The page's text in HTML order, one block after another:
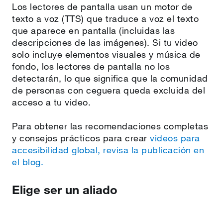
Los lectores de pantalla usan un motor de
texto a voz (TTS) que traduce a voz el texto
que aparece en pantalla (incluidas las
descripciones de las imágenes). Si tu video
solo incluye elementos visuales y música de
fondo, los lectores de pantalla no los
detectarán, lo que significa que la comunidad
de personas con ceguera queda excluida del
acceso a tu video.
Para obtener las recomendaciones completas
y consejos prácticos para crear videos para
accesibilidad global, revisa la publicación en
el blog.
Elige ser un aliado